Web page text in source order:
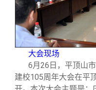
兴趣
西南
捐赠
我要
新媒
清华
校友
终身
信息
三创
校友总会
会长
大会现场
6月26日，平顶山
建校105周年大会在平